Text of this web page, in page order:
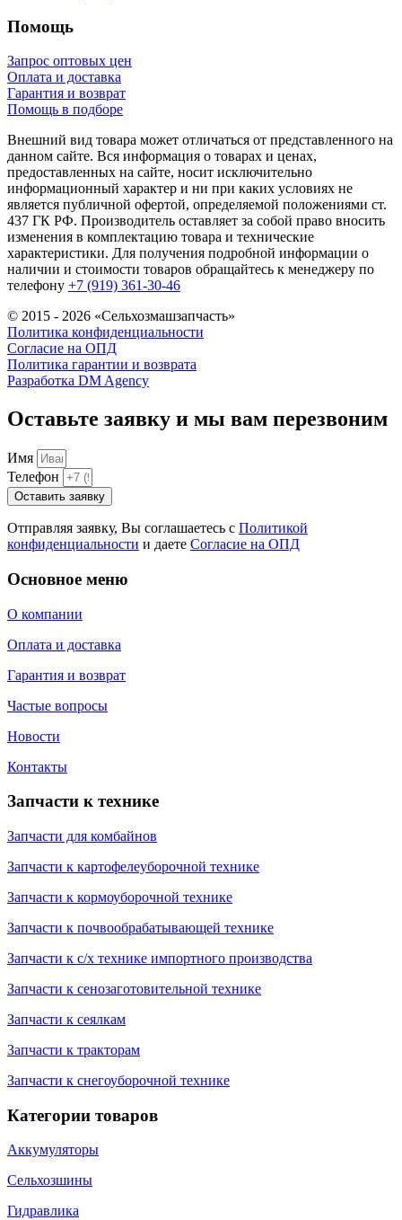
Помощь
Запрос оптовых цен
Оплата и доставка
Гарантия и возврат
Помощь в подборе
Внешний вид товара может отличаться от представленного на
данном сайте. Вся информация о товарах и ценах,
предоставленных на сайте, носит исключительно
информационный характер и ни при каких условиях не
является публичной офертой, определяемой положениями ст.
437 ГК РФ. Производитель оставляет за собой право вносить
изменения в комплектацию товара и технические
характеристики. Для получения подробной информации о
наличии и стоимости товаров обращайтесь к менеджеру по
телефону +7 (919) 361-30-46
© 2015 - 2026 «Сельхозмашзапчасть»
Политика конфиденциальности
Согласие на ОПД
Политика гарантии и возврата
Разработка DM Agency
Оставьте заявку и мы вам перезвоним
Имя
Телефон
Оставить заявку
Отправляя заявку, Вы соглашаетесь с Политикой
конфиденциальности и даете Согласие на ОПД
Основное меню
О компании
Оплата и доставка
Гарантия и возврат
Частые вопросы
Новости
Контакты
Запчасти к технике
Запчасти для комбайнов
Запчасти к картофелеуборочной технике
Запчасти к кормоуборочной технике
Запчасти к почвообрабатывающей технике
Запчасти к с/х технике импортного производства
Запчасти к сенозаготовительной технике
Запчасти к сеялкам
Запчасти к тракторам
Запчасти к снегоуборочной технике
Категории товаров
Аккумуляторы
Сельхозшины
Гидравлика